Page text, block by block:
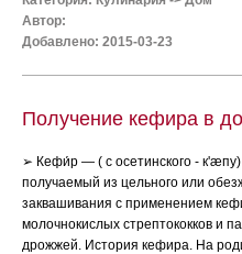
Автор:
Добавлено: 2015-03-23
Получение кефира в
➢ Кефи́р — ( с осетинского -
получаемый из цельного или
заквашивания с применением
молочнокислых стрептококков и
дрожжей. История кефира. На